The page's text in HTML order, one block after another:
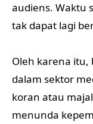
audiens. Waktu
tak dapat lagi
Oleh karena itu,
dalam sektor
koran atau
menunda